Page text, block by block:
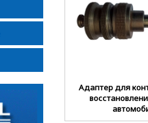
Адаптер для